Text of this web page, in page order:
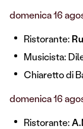
domenica 16
Ristorante:
Musicista:
Chiaretto di
domenica 16
Ristorante: